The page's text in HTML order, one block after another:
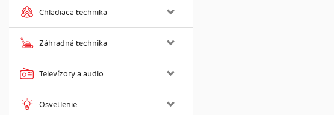
Chladiaca technika
Záhradná technika
Televízory a audio
Osvetlenie